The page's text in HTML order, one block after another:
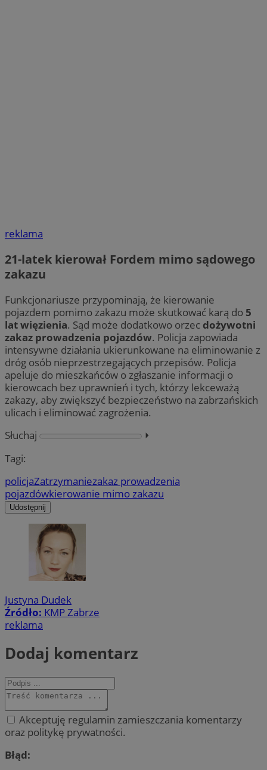
reklama
21-latek kierował Fordem mimo sądowego
zakazu
Funkcjonariusze przypominają, że kierowanie
pojazdem pomimo zakazu może skutkować karą do 5
lat więzienia. Sąd może dodatkowo orzec dożywotni
zakaz prowadzenia pojazdów. Policja zapowiada
intensywne działania ukierunkowane na eliminowanie z
dróg osób nieprzestrzegających przepisów. Policja
apeluje do mieszkańców o zgłaszanie informacji o
kierowcach bez uprawnień i tych, którzy lekceważą
zakazy, aby zwiększyć bezpieczeństwo na zabrzańskich
ulicach i eliminować zagrożenia.
Słuchaj
⏵︎
Tagi:
policjaZatrzymaniezakaz prowadzenia
pojazdówkierowanie mimo zakazu
Udostępnij
Justyna Dudek
Źródło: KMP Zabrze
reklama
Dodaj komentarz
Akceptuję regulamin zamieszczania komentarzy
oraz politykę prywatności.
Błąd: